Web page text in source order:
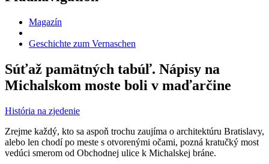
Magazín
Geschichte zum Vernaschen
Súťaž pamätných tabúľ. Nápisy na
Michalskom moste boli v maďarčine
História na zjedenie
Zrejme každý, kto sa aspoň trochu zaujíma o architektúru Bratislavy,
alebo len chodí po meste s otvorenými očami, pozná kratučký most
vedúci smerom od Obchodnej ulice k Michalskej bráne.